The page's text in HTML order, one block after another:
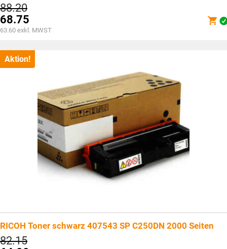
88.20Ursprünglicher
Preis
war:
CHF88.20
68.75
Aktueller
ist:
CHF68.75.
63.60 exkl. MWST
Aktion!
RICOH Toner schwarz 407543 SP C250DN 2000 Seiten
82.15Ursprünglicher